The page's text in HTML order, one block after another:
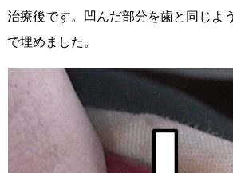
治療後です。凹んだ部分を歯と同じよ
で埋めました。